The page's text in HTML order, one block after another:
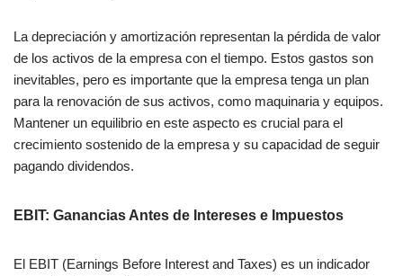
La depreciación y amortización representan la pérdida de valor
de los activos de la empresa con el tiempo. Estos gastos son
inevitables, pero es importante que la empresa tenga un plan
para la renovación de sus activos, como maquinaria y equipos.
Mantener un equilibrio en este aspecto es crucial para el
crecimiento sostenido de la empresa y su capacidad de seguir
pagando dividendos.
EBIT: Ganancias Antes de Intereses e Impuestos
El EBIT (Earnings Before Interest and Taxes) es un indicador